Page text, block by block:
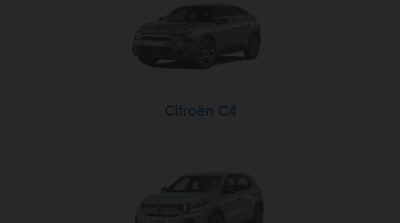
Citroën C4